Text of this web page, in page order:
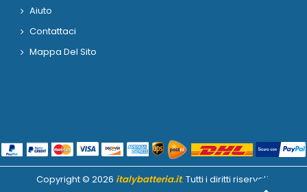
Aiuto
Contattaci
Mappa Del Sito
Copyright © 2026 italybatteria.it. Tutti i diritti riservati.